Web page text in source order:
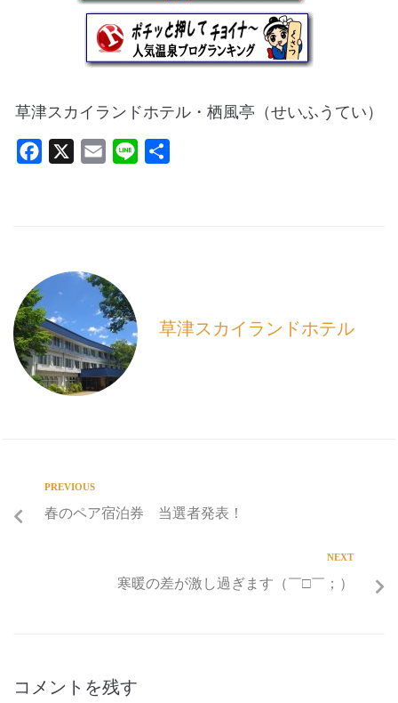
草津スカイランドホテル・栖風亭（せいふうてい）
o
o
k
草津スカイランドホテル
PREVIOUS
春のペア宿泊券 当選者発表！
NEXT
寒暖の差が激し過ぎます（￣□￣；）
コメントを残す